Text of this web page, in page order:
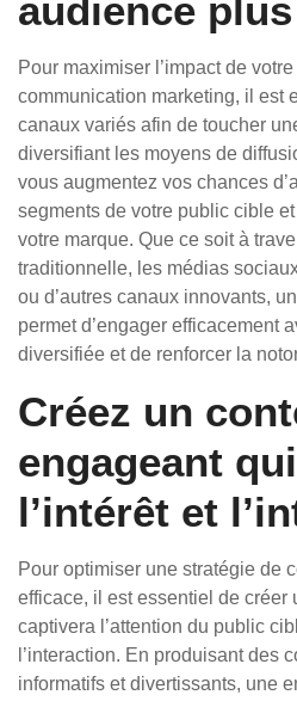
audience
Pour maximiser l’impact de
communication marketing, il est
canaux variés afin de toucher
diversifiant les moyens de
vous augmentez vos chances
segments de votre public cible
votre marque. Que ce soit à
traditionnelle, les médias
ou d’autres canaux innovants,
permet d’engager efficacement
diversifiée et de renforcer la
Créez un
engageant
l’intérêt et
Pour optimiser une stratégie de
efficace, il est essentiel de créer
captivera l’attention du public
l’interaction. En produisant des
informatifs et divertissants, une